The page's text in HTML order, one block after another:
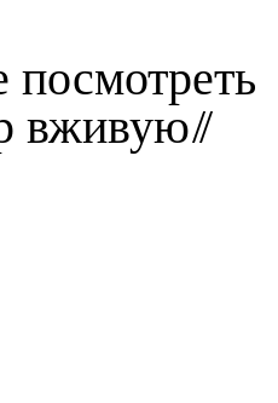
вживую